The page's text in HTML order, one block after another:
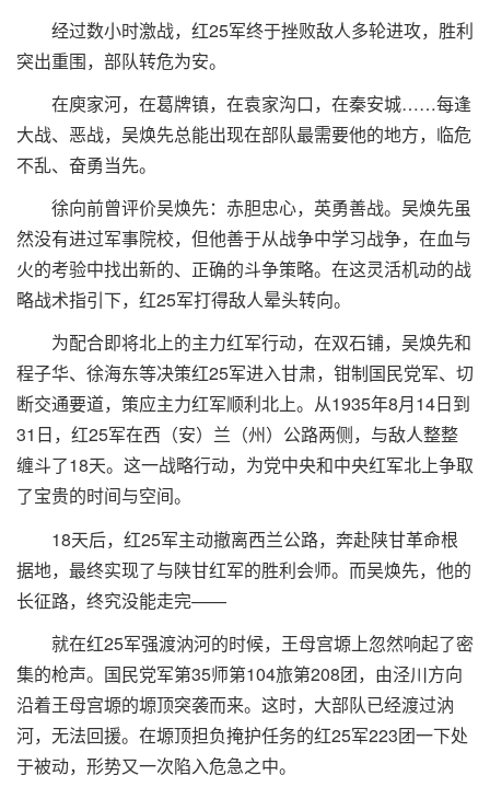
经过数小时激战，红25军终于挫败敌人多轮进攻，胜利
突出重围，部队转危为安。
在庾家河，在葛牌镇，在袁家沟口，在秦安城……每逢
大战、恶战，吴焕先总能出现在部队最需要他的地方，临危
不乱、奋勇当先。
徐向前曾评价吴焕先：赤胆忠心，英勇善战。吴焕先虽
然没有进过军事院校，但他善于从战争中学习战争，在血与
火的考验中找出新的、正确的斗争策略。在这灵活机动的战
略战术指引下，红25军打得敌人晕头转向。
为配合即将北上的主力红军行动，在双石铺，吴焕先和
程子华、徐海东等决策红25军进入甘肃，钳制国民党军、切
断交通要道，策应主力红军顺利北上。从1935年8月14日到
31日，红25军在西（安）兰（州）公路两侧，与敌人整整
缠斗了18天。这一战略行动，为党中央和中央红军北上争取
了宝贵的时间与空间。
18天后，红25军主动撤离西兰公路，奔赴陕甘革命根
据地，最终实现了与陕甘红军的胜利会师。而吴焕先，他的
长征路，终究没能走完——
就在红25军强渡汭河的时候，王母宫塬上忽然响起了密
集的枪声。国民党军第35师第104旅第208团，由泾川方向
沿着王母宫塬的塬顶突袭而来。这时，大部队已经渡过汭
河，无法回援。在塬顶担负掩护任务的红25军223团一下处
于被动，形势又一次陷入危急之中。